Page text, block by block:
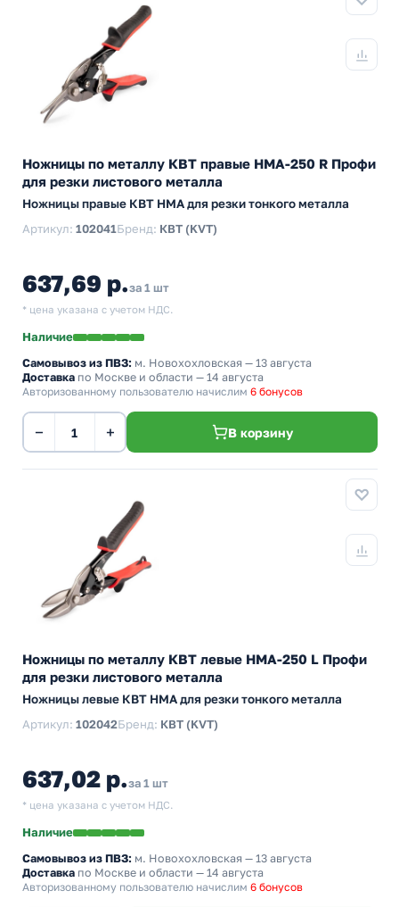
Ножницы по металлу КВТ правые НМА-250 R Профи
для резки листового металла
Ножницы правые КВТ НМА для резки тонкого металла
Артикул: 102041Бренд: КВТ (KVT)
637,69 р.за 1 шт
* цена указана с учетом НДС.
Наличие
Самовывоз из ПВЗ: м. Новохохловская — 13 августа
Доставка по Москве и области — 14 августа
Авторизованному пользователю начислим 6 бонусов
− + В корзину
Ножницы по металлу КВТ левые НМА-250 L Профи
для резки листового металла
Ножницы левые КВТ НМА для резки тонкого металла
Артикул: 102042Бренд: КВТ (KVT)
637,02 р.за 1 шт
* цена указана с учетом НДС.
Наличие
Самовывоз из ПВЗ: м. Новохохловская — 13 августа
Доставка по Москве и области — 14 августа
Авторизованному пользователю начислим 6 бонусов